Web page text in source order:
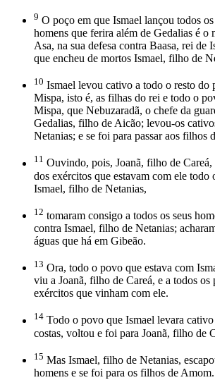
9 O poço em que Ismael lançou todos
homens que ferira além de Gedalias é o
Asa, na sua defesa contra Baasa, rei de
que encheu de mortos Ismael, filho de
10 Ismael levou cativo a todo o resto do
Mispa, isto é, as filhas do rei e todo o
Mispa, que Nebuzaradã, o chefe da
Gedalias, filho de Aicão; levou-os
Netanias; e se foi para passar aos filhos
11 Ouvindo, pois, Joanã, filho de Careá,
dos exércitos que estavam com ele
Ismael, filho de Netanias,
12 tomaram consigo a todos os seus
contra Ismael, filho de Netanias;
águas que há em Gibeão.
13 Ora, todo o povo que estava com
viu a Joanã, filho de Careá, e a todos os
exércitos que vinham com ele.
14 Todo o povo que Ismael levara
costas, voltou e foi para Joanã, filho de
15 Mas Ismael, filho de Netanias,
homens e se foi para os filhos de Amom.